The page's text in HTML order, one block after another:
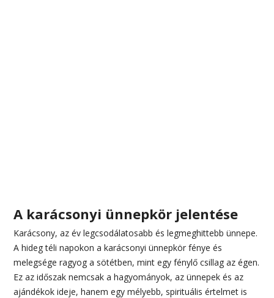
A karácsonyi ünnepkör jelentése
Karácsony, az év legcsodálatosabb és legmeghittebb ünnepe.
A hideg téli napokon a karácsonyi ünnepkör fénye és
melegsége ragyog a sötétben, mint egy fénylő csillag az égen.
Ez az időszak nemcsak a hagyományok, az ünnepek és az
ajándékok ideje, hanem egy mélyebb, spirituális értelmet is